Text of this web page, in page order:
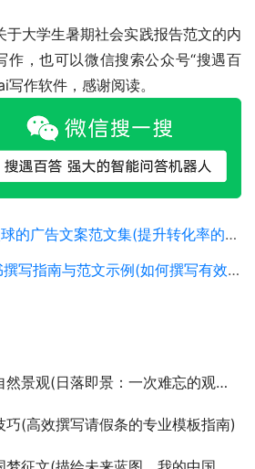
于大学生暑期社会实践报告范文的内
作，也可以微信搜索公众号“搜遇百
作软件，感谢阅读。
文案范文集(提升转化率的关键广告文案策略与示例)
范文示例(如何撰写有效的困难补助申请书以获得支持)
观(日落即景：一次难忘的观赏体验)
巧(高效撰写请假条的专业模板指南)